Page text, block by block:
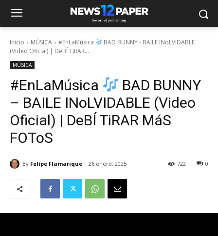
Inicio MÚSICA #EnLaMúsica
BAD BUNNY - BAILE INoLVIDABLE
(Video Oficial) | DeBÍ TiRAR...
MÚSICA
#EnLaMúsica
BAD BUNNY
– BAILE INoLVIDABLE (Video
Oficial) | DeBÍ TiRAR MáS
FOToS
By Felipe Flamarique 26 enero, 2025 0
722